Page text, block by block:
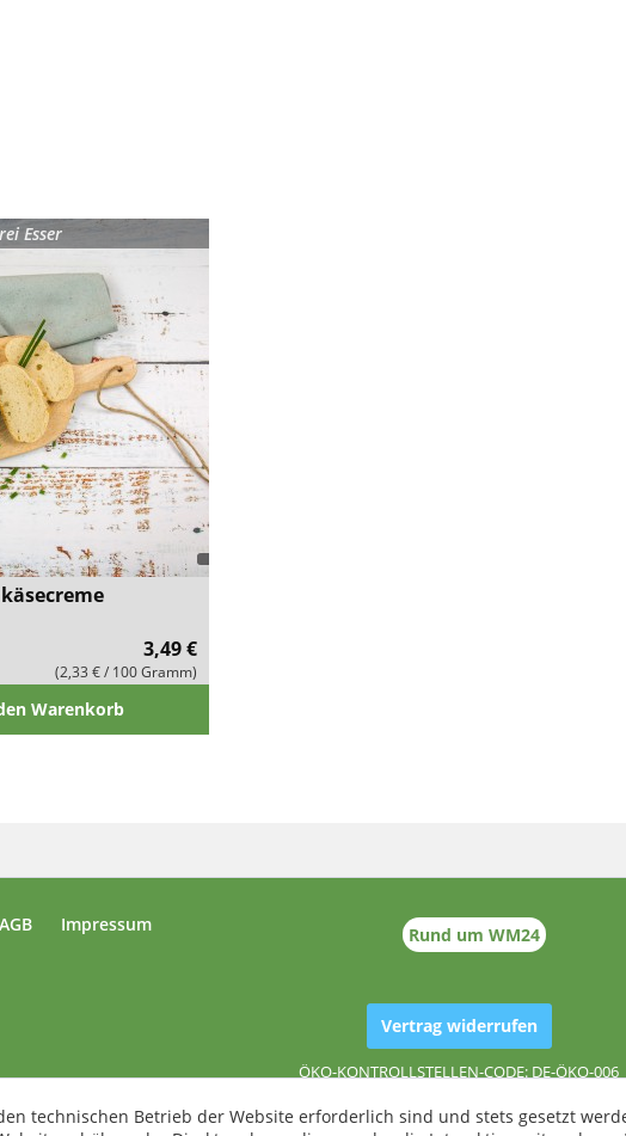
Esser
3,49 €
(2,33 € / 100 Gramm)
Warenkorb
AGB
Impressum
Rund um WM24
Vertrag widerrufen
ÖKO-KONTROLLSTELLEN-CODE: DE-ÖKO-006
technischen Betrieb der Website erforderlich sind und stets gesetzt